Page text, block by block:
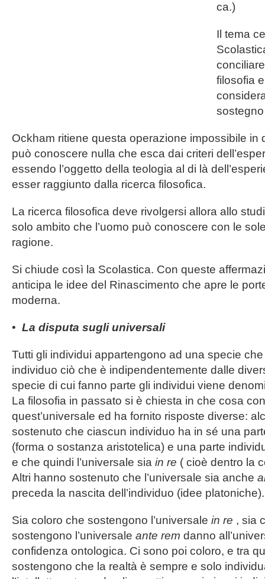
ca.)
Il tema
filosofia
sostegno
Ockham ritiene questa operazione impossibile in
può conoscere nulla che esca dai criteri
essendo l’oggetto della teologia al di là
esser raggiunto dalla ricerca filosofica.
La ricerca filosofica deve rivolgersi allora allo
solo ambito che l’uomo può conoscere con le
ragione.
Si chiude così la Scolastica. Con queste
anticipa le idee del Rinascimento che apre le
moderna.
• La disputa sugli universali
Tutti gli individui appartengono ad una specie
individuo ciò che è indipendentemente dalle
specie di cui fanno parte gli individui viene
La filosofia in passato si è chiesta in che cosa
quest’universale ed ha fornito risposte diverse:
sostenuto che ciascun individuo ha in sé una
(forma o sostanza aristotelica) e una parte
e che quindi l’universale sia in re ( cioè dentro la
Altri hanno sostenuto che l’universale sia anche
preceda la nascita dell’individuo (idee platoniche).
Sia coloro che sostengono l’universale in re , sia
sostengono l’universale ante rem danno
confidenza ontologica. Ci sono poi coloro, e tra
sostengono che la realtà è sempre e solo